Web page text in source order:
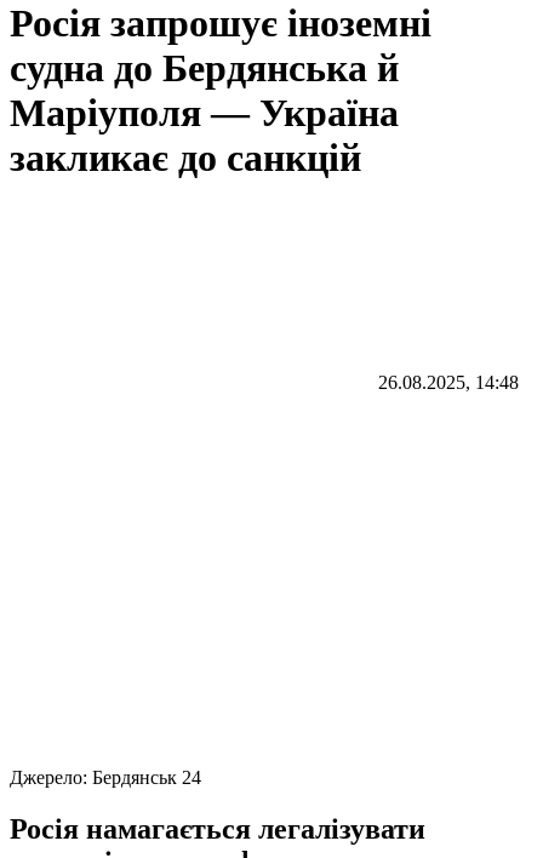
Росія запрошує іноземні
судна до Бердянська й
Маріуполя — Україна
закликає до санкцій
26.08.2025, 14:48
Джерело: Бердянськ 24
Росія намагається легалізувати